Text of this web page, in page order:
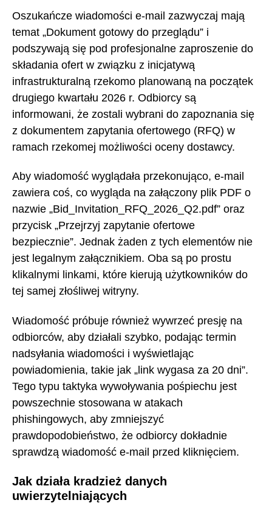
Oszukańcze wiadomości e-mail zazwyczaj mają
temat „Dokument gotowy do przeglądu” i
podszywają się pod profesjonalne zaproszenie do
składania ofert w związku z inicjatywą
infrastrukturalną rzekomo planowaną na początek
drugiego kwartału 2026 r. Odbiorcy są
informowani, że zostali wybrani do zapoznania się
z dokumentem zapytania ofertowego (RFQ) w
ramach rzekomej możliwości oceny dostawcy.
Aby wiadomość wyglądała przekonująco, e-mail
zawiera coś, co wygląda na załączony plik PDF o
nazwie „Bid_Invitation_RFQ_2026_Q2.pdf” oraz
przycisk „Przejrzyj zapytanie ofertowe
bezpiecznie”. Jednak żaden z tych elementów nie
jest legalnym załącznikiem. Oba są po prostu
klikalnymi linkami, które kierują użytkowników do
tej samej złośliwej witryny.
Wiadomość próbuje również wywrzeć presję na
odbiorców, aby działali szybko, podając termin
nadsyłania wiadomości i wyświetlając
powiadomienia, takie jak „link wygasa za 20 dni”.
Tego typu taktyka wywoływania pośpiechu jest
powszechnie stosowana w atakach
phishingowych, aby zmniejszyć
prawdopodobieństwo, że odbiorcy dokładnie
sprawdzą wiadomość e-mail przed kliknięciem.
Jak działa kradzież danych
uwierzytelniających